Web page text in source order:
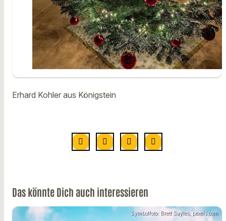
Erhard Kohler aus Königstein
Das könnte Dich auch interessieren
Symbolfoto: Brett Sayles, pexels.com